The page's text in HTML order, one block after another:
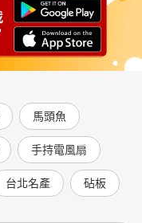
馬頭魚
手持電風扇
台北名產 砧板